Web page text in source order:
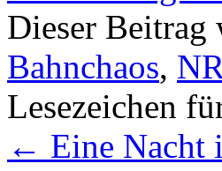
Dieser Beitrag
Bahnchaos,
Lesezeichen
← Eine Nacht